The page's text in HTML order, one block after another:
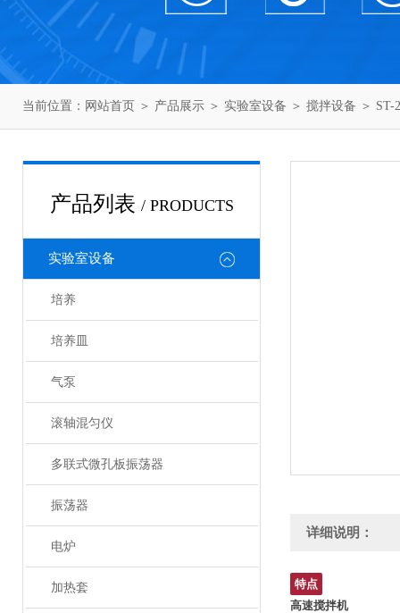
当前位置： 网站首页 ＞ 产品展示 ＞ 实验室设备 ＞ 搅拌设备 ＞ ST-
产品列表 / PRODUCTS
实验室设备
培养
培养皿
气泵
滚轴混匀仪
多联式微孔板振荡器
振荡器
电炉
加热套
详细说明：
特点
高速搅拌机